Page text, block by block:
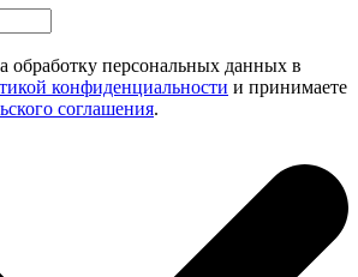
обработку персональных данных в
конфиденциальности и принимаете
соглашения.